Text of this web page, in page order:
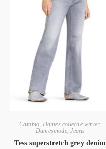
Cambio Dames collectie winter,
Damesmode,Jeans
Tess superstretch grey denim